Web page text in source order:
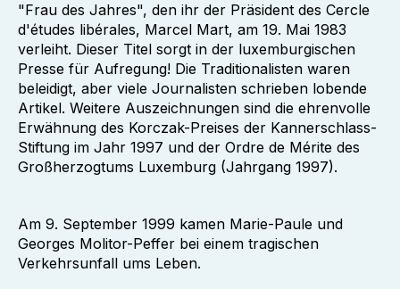
"Frau des Jahres", den ihr der Präsident des Cercle
d'études libérales, Marcel Mart, am 19. Mai 1983
verleiht. Dieser Titel sorgt in der luxemburgischen
Presse für Aufregung! Die Traditionalisten waren
beleidigt, aber viele Journalisten schrieben lobende
Artikel. Weitere Auszeichnungen sind die ehrenvolle
Erwähnung des Korczak-Preises der Kannerschlass-
Stiftung im Jahr 1997 und der Ordre de Mérite des
Großherzogtums Luxemburg (Jahrgang 1997).
Am 9. September 1999 kamen Marie-Paule und
Georges Molitor-Peffer bei einem tragischen
Verkehrsunfall ums Leben.